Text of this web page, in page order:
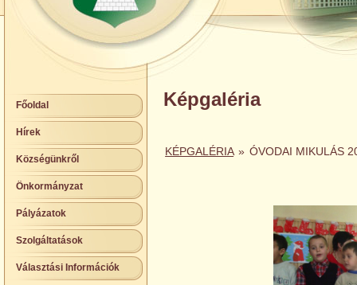
Főoldal
Hírek
Községünkről
Önkormányzat
Pályázatok
Szolgáltatások
Választási Információk
Képgaléria
KÉPGALÉRIA » ÓVODAI MIKULÁS